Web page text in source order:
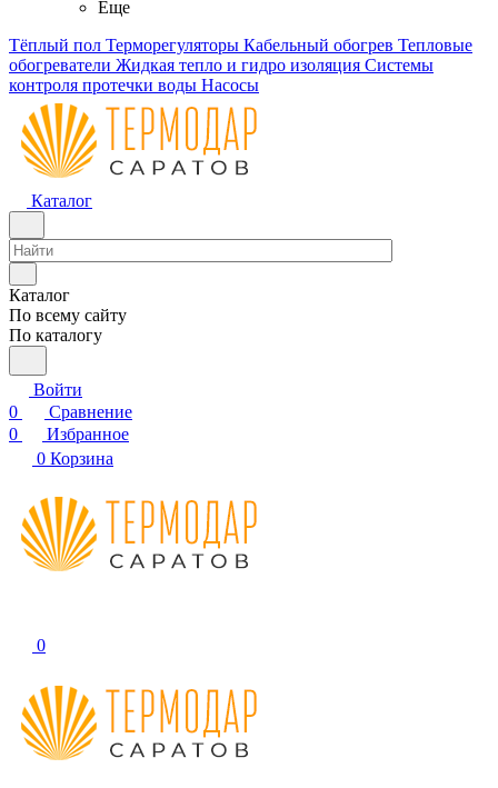
Еще
Тёплый пол Терморегуляторы Кабельный обогрев Тепловые
обогреватели Жидкая тепло и гидро изоляция Системы
контроля протечки воды Насосы
Каталог
Каталог
По всему сайту
По каталогу
Войти
0
Сравнение
0
Избранное
0 Корзина
0